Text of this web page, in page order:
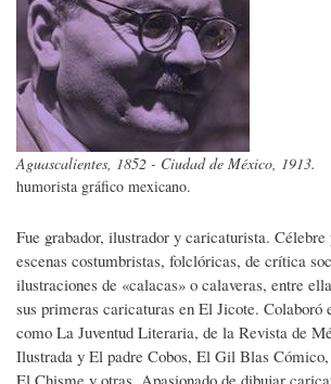
Aguascalientes, 1852 - Ciudad de México, 1913.
humorista gráfico mexicano.
Fue grabador, ilustrador y caricaturista. Célebre
escenas costumbristas, folclóricas, de crítica
ilustraciones de «calacas» o calaveras, entre
sus primeras caricaturas en El Jicote. Colaboró
como La Juventud Literaria, de la Revista de
Ilustrada y El padre Cobos, El Gil Blas
El Chisme y otras. Apasionado de dibujar